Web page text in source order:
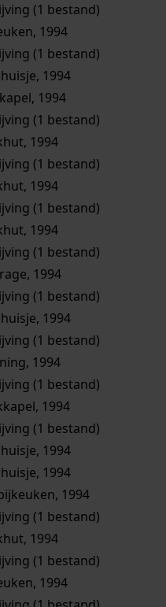
(1 bestand)
1994
(1 bestand)
1994
1994
(1 bestand)
1994
(1 bestand)
1994
(1 bestand)
1994
(1 bestand)
1994
(1 bestand)
1994
(1 bestand)
1994
(1 bestand)
1994
(1 bestand)
1994
1994
1994
(1 bestand)
1994
(1 bestand)
1994